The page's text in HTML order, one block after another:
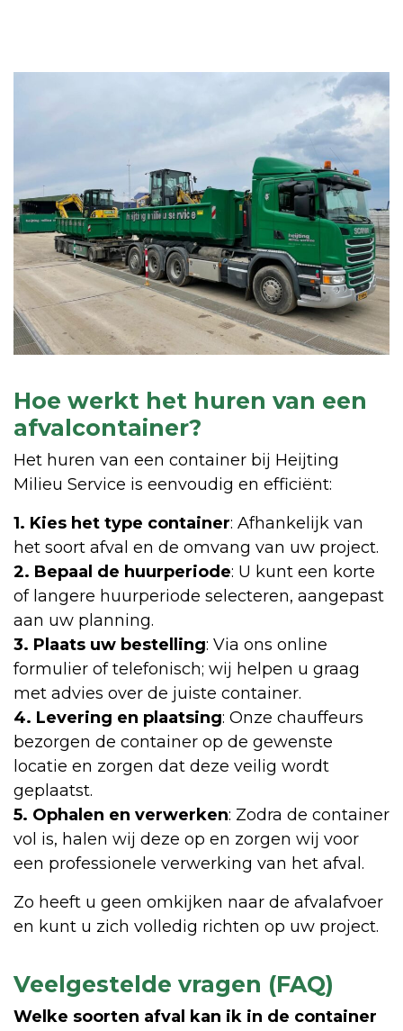
Hoe werkt het huren van een
afvalcontainer?
Het huren van een container bij Heijting
Milieu Service is eenvoudig en efficiënt:
1. Kies het type container: Afhankelijk van
het soort afval en de omvang van uw project.
2. Bepaal de huurperiode: U kunt een korte
of langere huurperiode selecteren, aangepast
aan uw planning.
3. Plaats uw bestelling: Via ons online
formulier of telefonisch; wij helpen u graag
met advies over de juiste container.
4. Levering en plaatsing: Onze chauffeurs
bezorgen de container op de gewenste
locatie en zorgen dat deze veilig wordt
geplaatst.
5. Ophalen en verwerken: Zodra de container
vol is, halen wij deze op en zorgen wij voor
een professionele verwerking van het afval.
Zo heeft u geen omkijken naar de afvalafvoer
en kunt u zich volledig richten op uw project.
Veelgestelde vragen (FAQ)
Welke soorten afval kan ik in de container